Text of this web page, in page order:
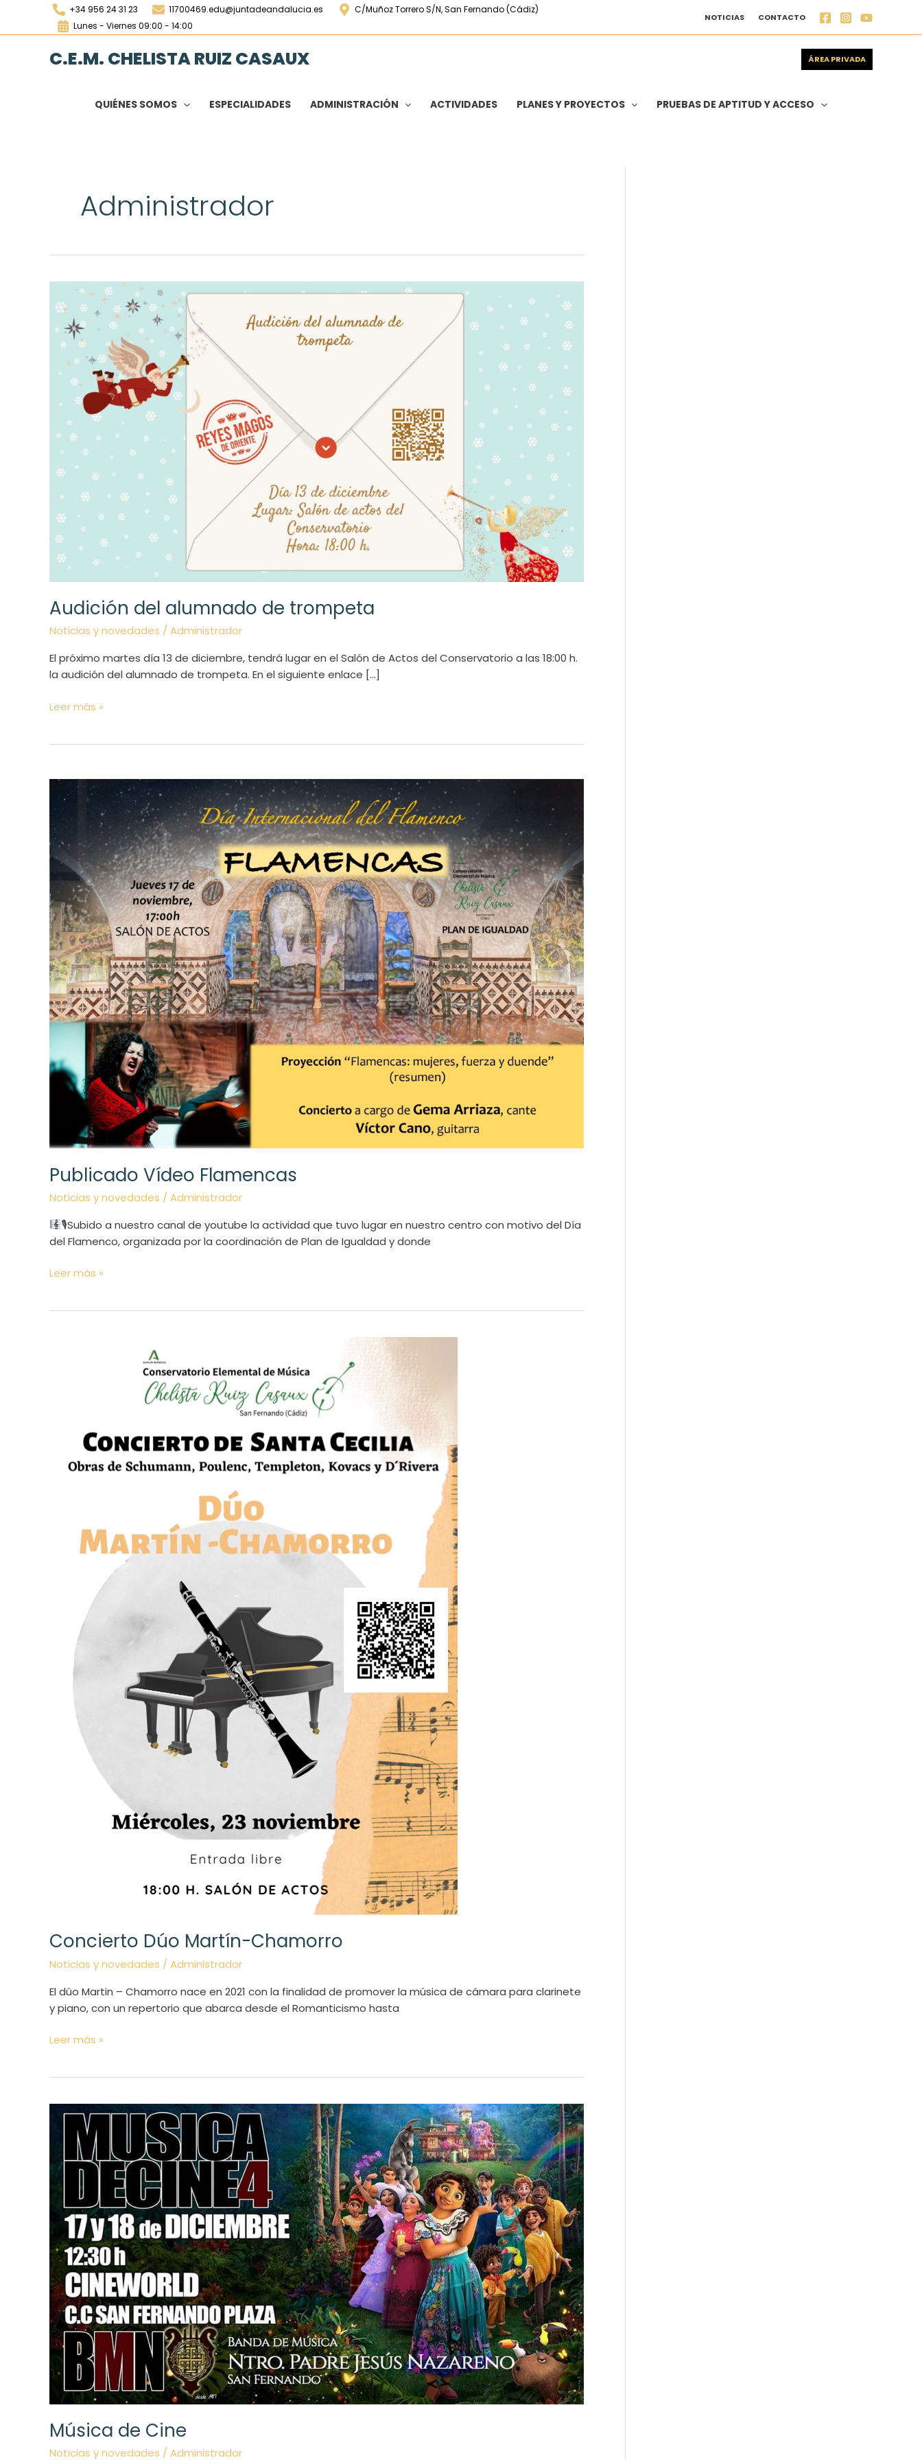
+34 956 24 31 23 11700469.edu@juntadeandalucia.es
C/Muñoz Torrero S/N, San Fernando (Cádiz)
Lunes - Viernes 09:00 - 14:00
NOTICIAS CONTACTO
C.E.M. CHELISTA RUIZ CASAUX ÁREA PRIVADA
QUIÉNES SOMOS ESPECIALIDADES ADMINISTRACIÓN ACTIVIDADES PLANES Y PROYECTOS PRUEBAS DE APTITUD Y ACCESO
Administrador
Audición del alumnado de trompeta
Noticias y novedades / Administrador
El próximo martes día 13 de diciembre, tendrá lugar en el Salón de Actos del Conservatorio a las 18:00 h.
la audición del alumnado de trompeta. En el siguiente enlace […]
Audición
del
alumnado
trompeta
Leer más »
Publicado Vídeo Flamencas
Noticias y novedades / Administrador
🎙Subido a nuestro canal de youtube la actividad que tuvo lugar en nuestro centro con motivo del Día
del Flamenco, organizada por la coordinación de Plan de Igualdad y donde
Publicado
Flamencas
Leer más »
Concierto Dúo Martín-Chamorro
Noticias y novedades / Administrador
El dúo Martin – Chamorro nace en 2021 con la finalidad de promover la música de cámara para clarinete
y piano, con un repertorio que abarca desde el Romanticismo hasta
Leer más »
Música de Cine
Noticias y novedades / Administrador
Música